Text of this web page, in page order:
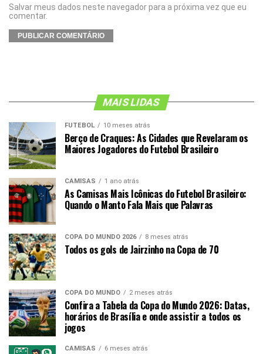
Salvar meus dados neste navegador para a próxima vez que eu
comentar.
MAIS LIDAS
FUTEBOL 10 meses atrás
Berço de Craques: As Cidades que Revelaram os
Maiores Jogadores do Futebol Brasileiro
CAMISAS 1 ano atrás
As Camisas Mais Icônicas do Futebol Brasileiro:
Quando o Manto Fala Mais que Palavras
COPA DO MUNDO 2026 8 meses atrás
Todos os gols de Jairzinho na Copa de 70
COPA DO MUNDO 2 meses atrás
Confira a Tabela da Copa do Mundo 2026: Datas,
horários de Brasília e onde assistir a todos os
jogos
CAMISAS 6 meses atrás